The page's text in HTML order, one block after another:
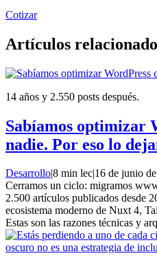
Cotizar
Artículos
14 años y 2.550 posts después.
Sabíamos optimizar
nadie. Por eso lo
Desarrollo|8 min lec|16 de junio
Cerramos un ciclo: migramos
2.500 artículos publicados desde
ecosistema moderno de Nuxt 4,
Estas son las razones técnicas y